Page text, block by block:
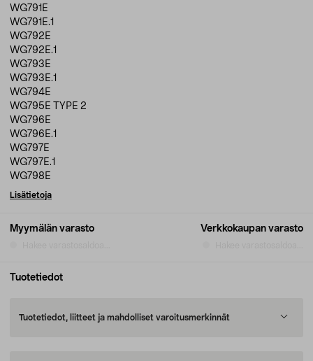
Myymälän varasto Verkkokaupan varasto
WG791E
WG791E.1
WG792E
WG792E.1
WG793E
WG793E.1
WG794E
WG795E TYPE 2
WG796E
WG796E.1
WG797E
WG797E.1
WG798E
Lisätietoja
Tuotetiedot
Tuotetiedot, liitteet ja mahdolliset varoitusmerkinnät